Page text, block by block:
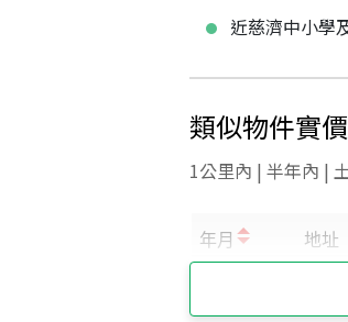
近慈濟中小學
類似物件實
1公里內 | 半年內 |